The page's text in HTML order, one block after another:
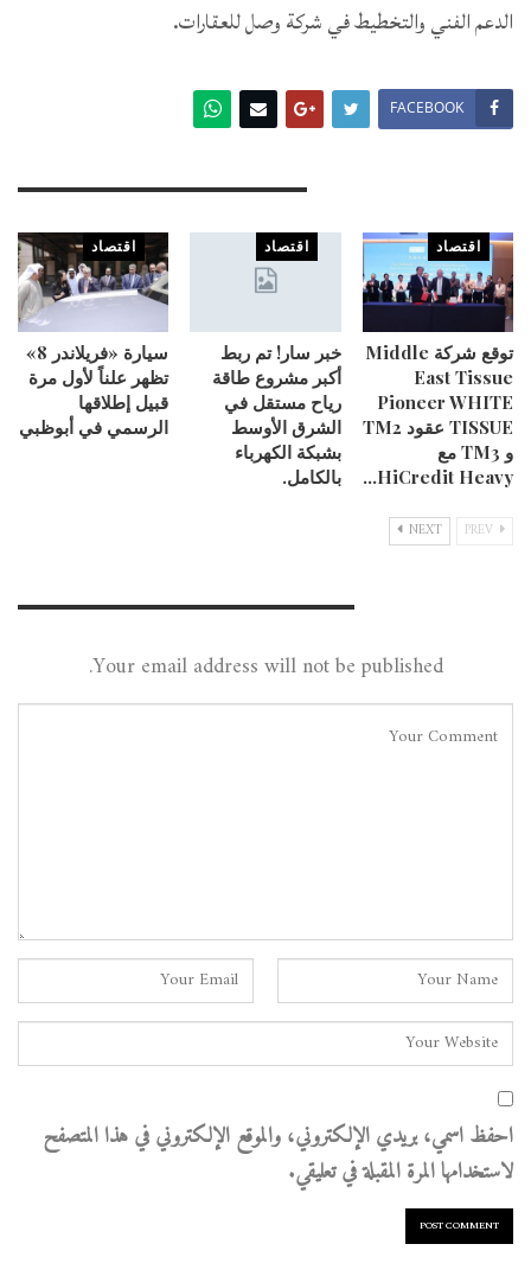
الدعم الفني والتخطيط في شركة وصل للعقارات.
FACEBOOK
اقتصاد
توقع شركة Middle
East Tissue
Pioneer WHITE
TISSUE عقود TM2
و TM3 مع
HiCredit Heavy…
اقتصاد
خبر سار! تم ربط
أكبر مشروع طاقة
رياح مستقل في
الشرق الأوسط
بشبكة الكهرباء
بالكامل.
اقتصاد
سيارة «فريلاندر 8»
تظهر علناً لأول مرة
قبيل إطلاقها
الرسمي في أبوظبي
NEXT
Your email address will not be published.
احفظ اسمي، بريدي الإلكتروني، والموقع الإلكتروني في هذا المتصفح
لاستخدامها المرة المقبلة في تعليقي.